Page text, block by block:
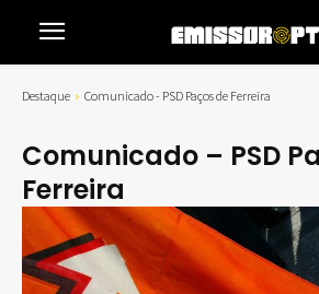
Destaque Comunicado - PSD Paços de Ferreira
Comunicado – PSD
Ferreira